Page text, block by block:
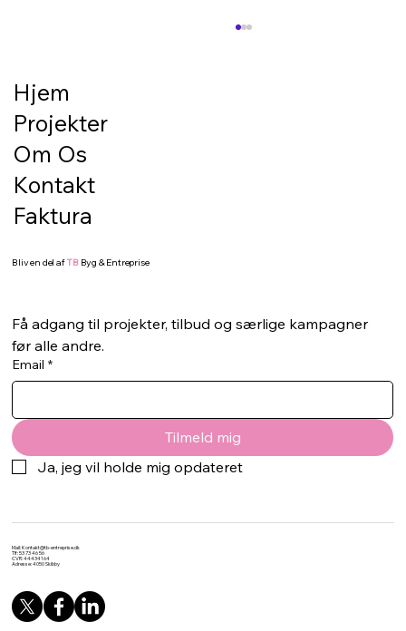
starter ikke med de synlige materialer. Den
sten eller terrassebræd
Hjem
Projekter
Om Os
Kontakt
Faktura
Bliv en del afTBByg & Entreprise
Få adgang til projekter, tilbud og særlige kampagner
før alle andre.
Email *
Tilmeld mig
Ja, jeg vil holde mig opdateret
Mail:Kontakt@tb-entreprise.dk
Tlf: 53 73 46 56
CVR: 44434164
Adresse: 4050 Skibby